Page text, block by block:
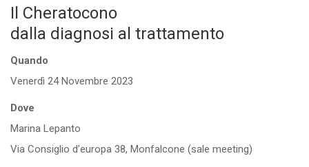
Il Cheratocono
dalla diagnosi al trattamento
Quando
Venerdì 24 Novembre 2023
Dove
Marina Lepanto
Via Consiglio d’europa 38, Monfalcone (sale meeting)